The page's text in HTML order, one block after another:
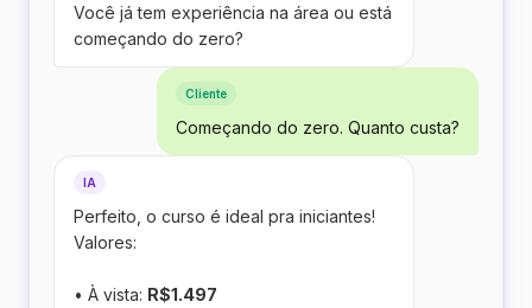
Você já tem experiência na área ou está
começando do zero?
Cliente
Começando do zero. Quanto custa?
IA
Perfeito, o curso é ideal pra iniciantes!
Valores:
• À vista: R$1.497